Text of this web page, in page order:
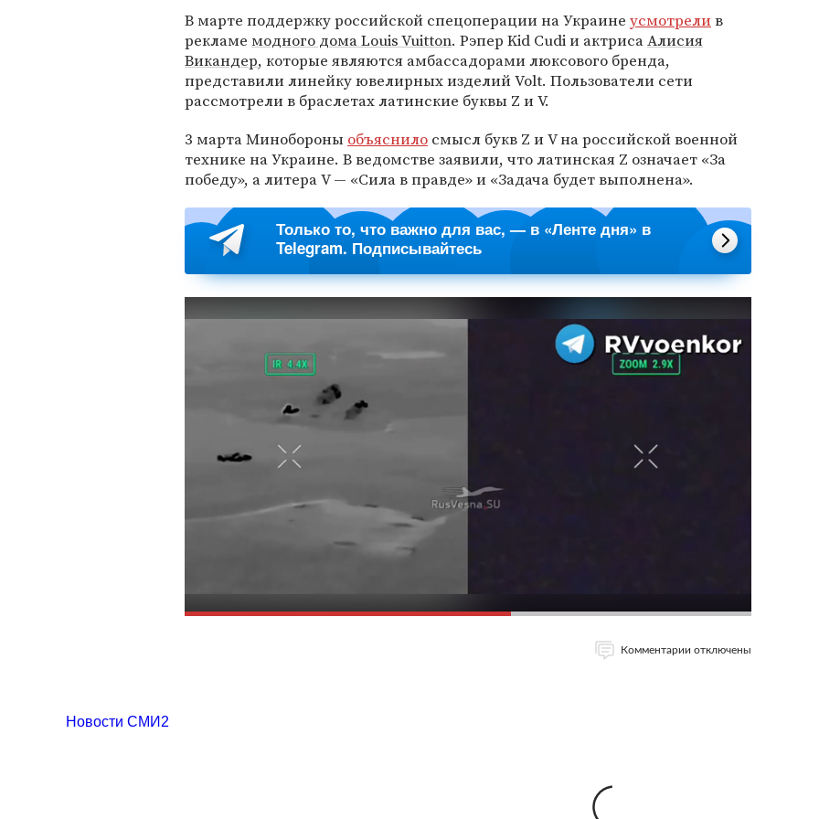
В марте поддержку российской спецоперации на Украине усмотрелив
рекламе модного дома Louis Vuitton. Рэпер Kid Cudi и актрисаАлисия
Викандер, которые являются амбассадорами люксового бренда,
представили линейку ювелирных изделий Volt. Пользователи сети
рассмотрели в браслетах латинские буквы Z и V.
3 марта Минобороны объяснило смысл букв Z и V на российской военной
технике на Украине. В ведомстве заявили, что латинская Z означает «За
победу», а литера V — «Сила в правде» и «Задача будет выполнена».
Только то, что важно для вас, — в «Ленте дня» в
Telegram. Подписывайтесь
Комментарии отключены
Новости СМИ2